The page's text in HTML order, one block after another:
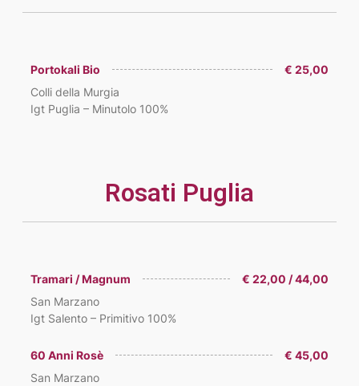
Portokali Bio
€ 25,00
Colli della Murgia
Igt Puglia – Minutolo 100%
Rosati Puglia
Tramari / Magnum
€ 22,00 / 44,00
San Marzano
Igt Salento – Primitivo 100%
60 Anni Rosè
€ 45,00
San Marzano